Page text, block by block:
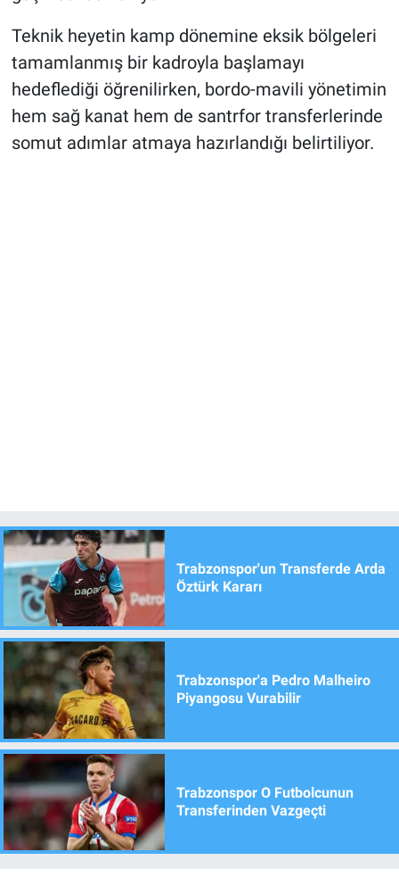
Teknik heyetin kamp dönemine eksik bölgeleri
tamamlanmış bir kadroyla başlamayı
hedeflediği öğrenilirken, bordo-mavili yönetimin
hem sağ kanat hem de santrfor transferlerinde
somut adımlar atmaya hazırlandığı belirtiliyor.
Trabzonspor'un Transferde Arda
Öztürk Kararı
Trabzonspor'a Pedro Malheiro
Piyangosu Vurabilir
Trabzonspor O Futbolcunun
Transferinden Vazgeçti